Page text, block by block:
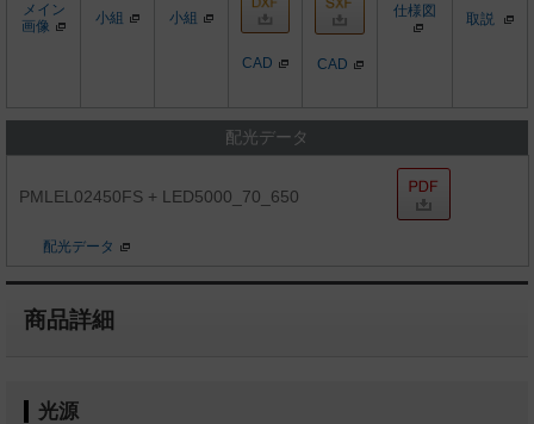
メイン
画像
小組 小組 仕様図 取説
CAD CAD
配光データ
PMLEL02450FS + LED5000_70_650
配光データ
商品詳細
光源